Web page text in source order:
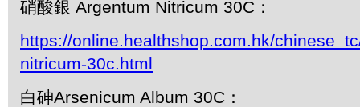
硝酸銀 Argentum Nitricum 30C：
https://online.healthshop.com.hk/
nitricum-30c.html
白砷Arsenicum Album 30C：